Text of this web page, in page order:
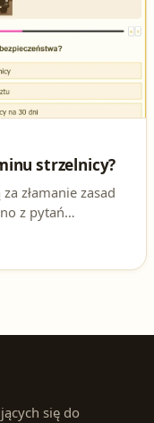
strzelnicy?
złamanie zasad
z pytań
się do